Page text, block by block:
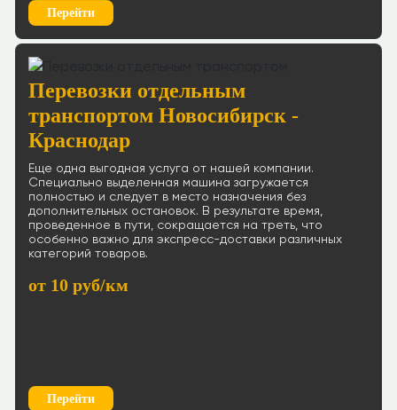
Перейти
Перевозки отдельным
транспортом Новосибирск -
Краснодар
Еще одна выгодная услуга от нашей компании.
Специально выделенная машина загружается
полностью и следует в место назначения без
дополнительных остановок. В результате время,
проведенное в пути, сокращается на треть, что
особенно важно для экспресс-доставки различных
категорий товаров.
от 10 руб/км
Перейти